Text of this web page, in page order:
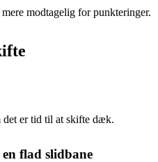
modtagelig for punkteringer.
det er tid til at skifte dæk.
flad slidbane